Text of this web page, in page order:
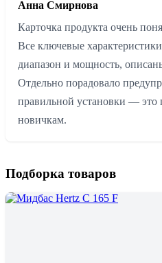
Анна Смирнова
Карточка продукта очень
Все ключевые
диапазон и мощность,
Отдельно порадовало
правильной установки — это
новичкам.
Подборка товаров